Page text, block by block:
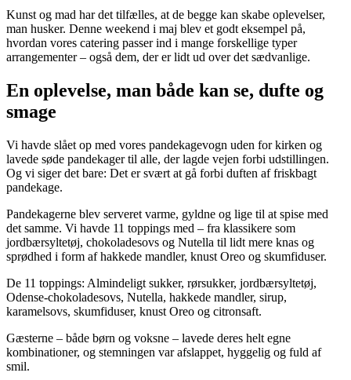
Kunst og mad har det tilfælles, at de begge kan skabe oplevelser,
man husker. Denne weekend i maj blev et godt eksempel på,
hvordan vores catering passer ind i mange forskellige typer
arrangementer – også dem, der er lidt ud over det sædvanlige.
En oplevelse, man både kan se, dufte og
smage
Vi havde slået op med vores pandekagevogn uden for kirken og
lavede søde pandekager til alle, der lagde vejen forbi udstillingen.
Og vi siger det bare: Det er svært at gå forbi duften af friskbagt
pandekage.
Pandekagerne blev serveret varme, gyldne og lige til at spise med
det samme. Vi havde 11 toppings med – fra klassikere som
jordbærsyltetøj, chokoladesovs og Nutella til lidt mere knas og
sprødhed i form af hakkede mandler, knust Oreo og skumfiduser.
De 11 toppings: Almindeligt sukker, rørsukker, jordbærsyltetøj,
Odense-chokoladesovs, Nutella, hakkede mandler, sirup,
karamelsovs, skumfiduser, knust Oreo og citronsaft.
Gæsterne – både børn og voksne – lavede deres helt egne
kombinationer, og stemningen var afslappet, hyggelig og fuld af
smil.